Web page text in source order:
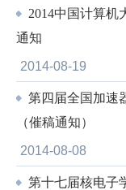
2014中国计算机
通知
2014-08-19
第四届全国加速
（催稿通知）
2014-08-08
第十七届核电子